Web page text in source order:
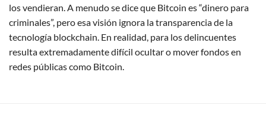
los vendieran. A menudo se dice que Bitcoin es “dinero para
criminales”, pero esa visión ignora la transparencia de la
tecnología blockchain. En realidad, para los delincuentes
resulta extremadamente difícil ocultar o mover fondos en
redes públicas como Bitcoin.